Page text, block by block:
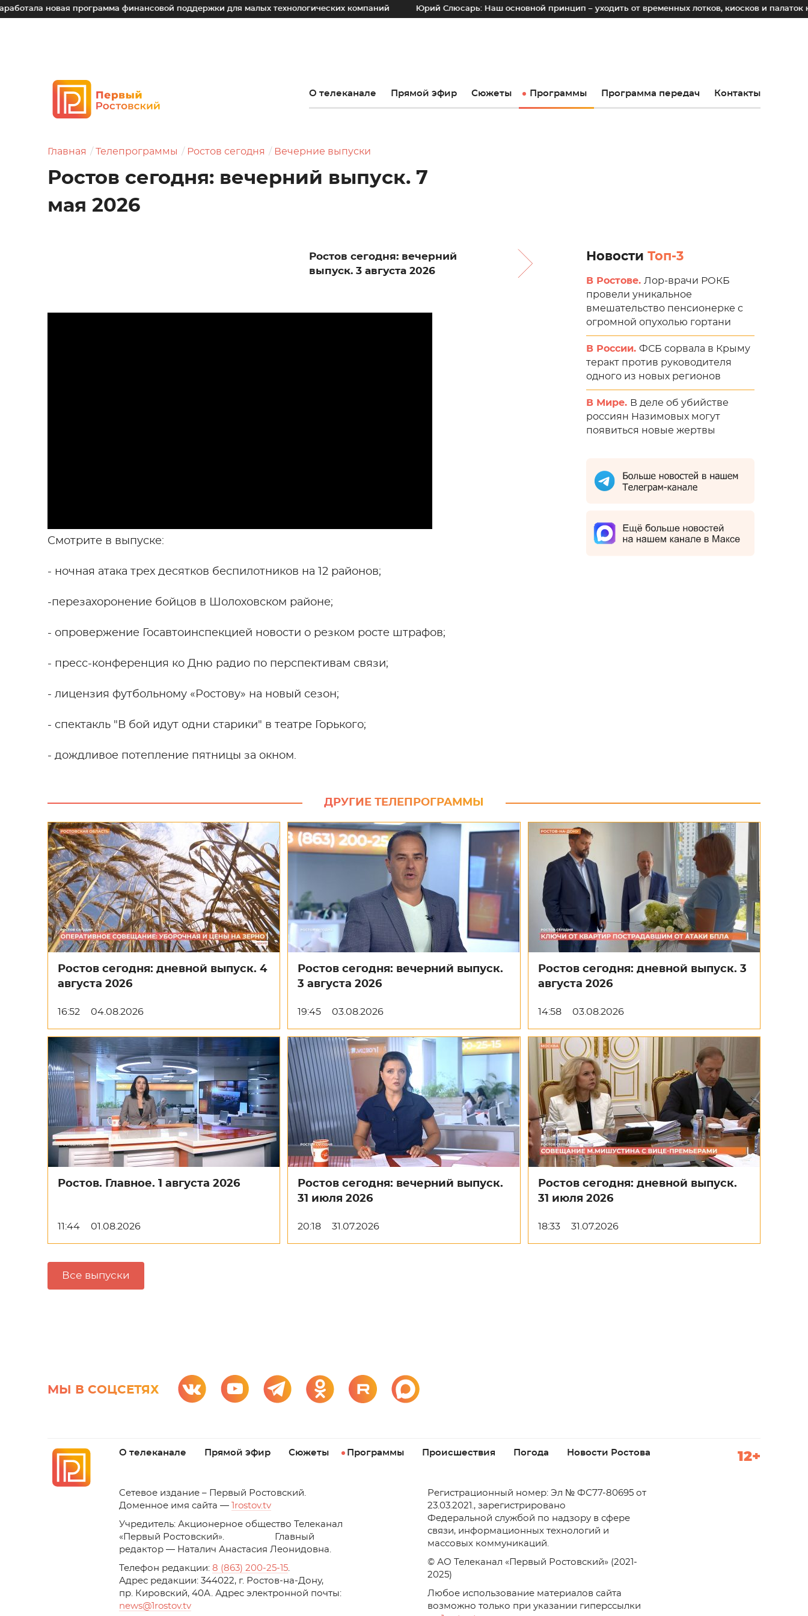
программа финансовой поддержки для малых технологических компаний Юрий Слюсарь: Наш основной принцип – уходить от временных лотков, киосков и палаток к
О телеканале Прямой эфир Сюжеты Программы Программа передач Контакты
Главная Телепрограммы Ростов сегодня Вечерние выпуски
Ростов сегодня: вечерний выпуск. 7
мая 2026
Ростов сегодня: вечерний
выпуск. 3 августа 2026
Смотрите в выпуске:
- ночная атака трех десятков беспилотников на 12 районов;
-перезахоронение бойцов в Шолоховском районе;
- опровержение Госавтоинспекцией новости о резком росте штрафов;
- пресс-конференция ко Дню радио по перспективам связи;
- лицензия футбольному «Ростову» на новый сезон;
- спектакль "В бой идут одни старики" в театре Горького;
- дождливое потепление пятницы за окном.
Новости Топ-3
В Ростове. Лор-врачи РОКБ
провели уникальное
вмешательство пенсионерке с
огромной опухолью гортани
В России. ФСБ сорвала в Крыму
теракт против руководителя
одного из новых регионов
В Мире. В деле об убийстве
россиян Назимовых могут
появиться новые жертвы
ДРУГИЕ ТЕЛЕПРОГРАММЫ
Ростов сегодня: дневной выпуск. 4
августа 2026
16:52 04.08.2026
Ростов сегодня: вечерний выпуск.
3 августа 2026
19:45 03.08.2026
Ростов сегодня: дневной выпуск. 3
августа 2026
14:58 03.08.2026
Ростов. Главное. 1 августа 2026
11:44 01.08.2026
Ростов сегодня: вечерний выпуск.
31 июля 2026
20:18 31.07.2026
Ростов сегодня: дневной выпуск.
31 июля 2026
18:33 31.07.2026
Все выпуски
МЫ В СОЦСЕТЯХ
О телеканале Прямой эфир Сюжеты Программы Происшествия Погода Новости Ростова 12+
Cетевое издание – Первый Ростовский.
Доменное имя сайта —
1rostov.tv
Учредитель: Акционерное общество Телеканал
«Первый Ростовский». Главный
редактор — Наталич Анастасия Леонидовна.
Телефон редакции: 8 (863) 200-25-15.
Адрес редакции: 344022, г. Ростов-на-Дону,
пр. Кировский, 40А. Адрес электронной почты:
news@1rostov.tv
Регистрационный номер: Эл № ФС77-80695 от
23.03.2021., зарегистрировано
Федеральной службой по надзору в сфере
связи, информационных технологий и
массовых коммуникаций.
© АО Телеканал «Первый Ростовский» (2021-
2025)
Любое использование материалов сайта
возможно только при указании гиперссылки